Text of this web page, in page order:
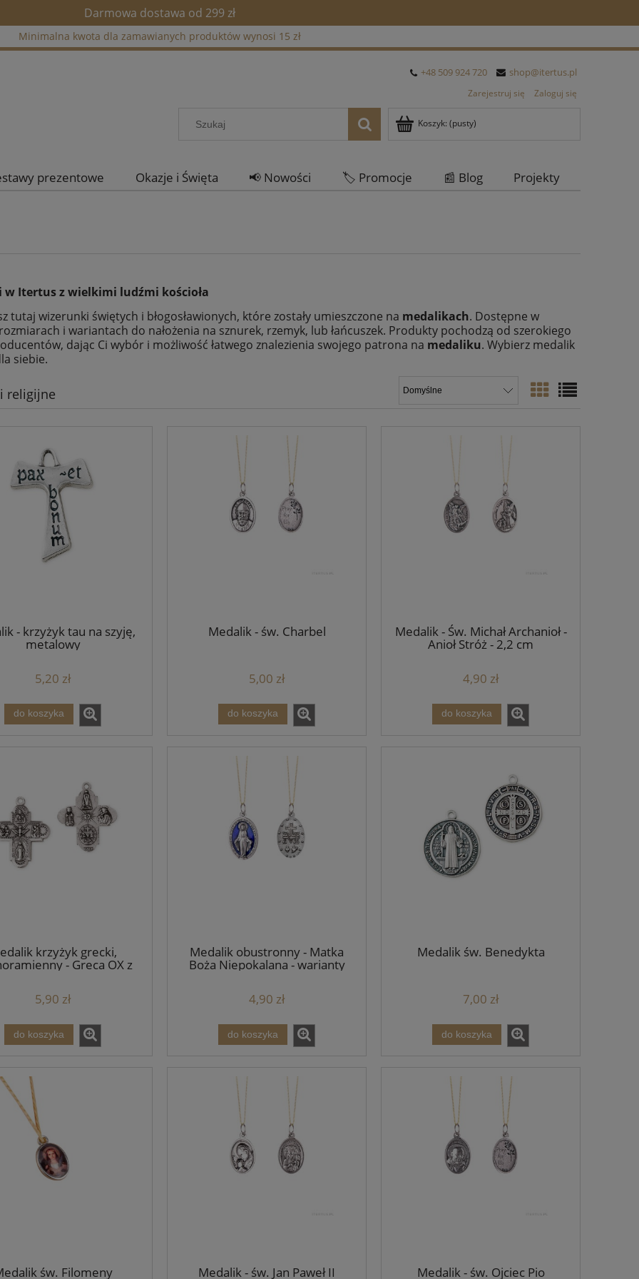
Darmowa dostawa od 299 zł
Minimalna kwota dla zamawianych produktów wynosi 15 zł
+48 509 924 720 shop@itertus.pl
Zarejestruj się Zaloguj się
Koszyk: (pusty)
prezentowe Okazje i Święta 📢 Nowości 🏷️ Promocje 📰 Blog
Projekty
w Itertus z wielkimi ludźmi kościoła
tutaj wizerunki świętych i błogosławionych, które zostały umieszczone na medalikach. Dostępne w
i wariantach do nałożenia na sznurek, rzemyk, lub łańcuszek. Produkty pochodzą od szerokiego
dając Ci wybór i możliwość łatwego znalezienia swojego patrona na medaliku. Wybierz medalik
siebie.
religijne
- krzyżyk tau na szyję,
metalowy
5,20 zł
do koszyka
Medalik - św. Charbel
5,00 zł
do koszyka
Medalik - Św. Michał Archanioł -
Anioł Stróż - 2,2 cm
4,90 zł
do koszyka
krzyżyk grecki,
- Greca OX z
5,90 zł
do koszyka
Medalik obustronny - Matka
Boża Niepokalana - warianty
4,90 zł
do koszyka
Medalik św. Benedykta
7,00 zł
do koszyka
św. Filomeny Medalik - św. Jan Paweł II Medalik - św. Ojciec Pio